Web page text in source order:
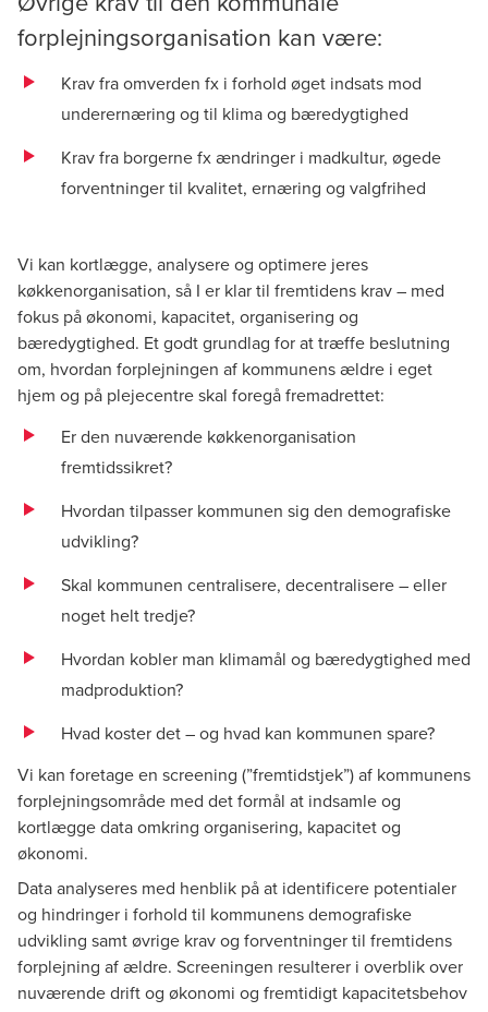
forplejningsorganisation kan være:
Krav fra omverden fx i forhold øget indsats mod
underernæring og til klima og bæredygtighed
Krav fra borgerne fx ændringer i madkultur, øgede
forventninger til kvalitet, ernæring og valgfrihed
Vi kan kortlægge, analysere og optimere jeres
køkkenorganisation, så I er klar til fremtidens krav – med
fokus på økonomi, kapacitet, organisering og
bæredygtighed. Et godt grundlag for at træffe beslutning
om, hvordan forplejningen af kommunens ældre i eget
hjem og på plejecentre skal foregå fremadrettet:
Er den nuværende køkkenorganisation
fremtidssikret?
Hvordan tilpasser kommunen sig den demografiske
udvikling?
Skal kommunen centralisere, decentralisere – eller
noget helt tredje?
Hvordan kobler man klimamål og bæredygtighed med
madproduktion?
Hvad koster det – og hvad kan kommunen spare?
Vi kan foretage en screening (”fremtidstjek”) af kommunens
forplejningsområde med det formål at indsamle og
kortlægge data omkring organisering, kapacitet og
økonomi.
Data analyseres med henblik på at identificere potentialer
og hindringer i forhold til kommunens demografiske
udvikling samt øvrige krav og forventninger til fremtidens
forplejning af ældre. Screeningen resulterer i overblik over
nuværende drift og økonomi og fremtidigt kapacitetsbehov